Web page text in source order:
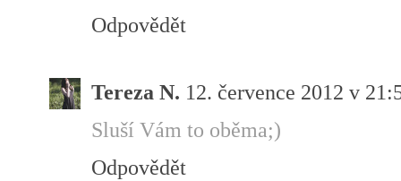
Odpovědět
Tereza N. 12. července 2012 v
Sluší Vám to oběma;)
Odpovědět